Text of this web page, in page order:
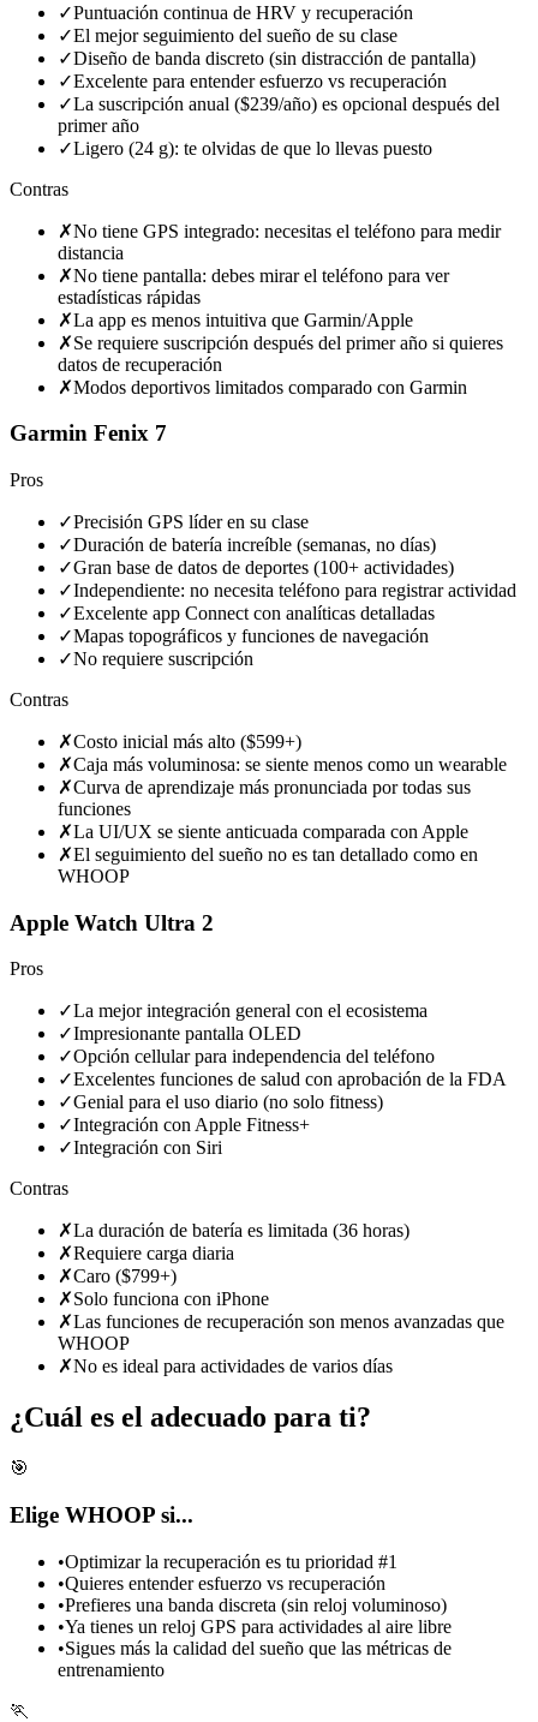
✓Puntuación continua de HRV y recuperación
✓El mejor seguimiento del sueño de su clase
✓Diseño de banda discreto (sin distracción de pantalla)
✓Excelente para entender esfuerzo vs recuperación
✓La suscripción anual ($239/año) es opcional después del
primer año
✓Ligero (24 g): te olvidas de que lo llevas puesto
Contras
✗No tiene GPS integrado: necesitas el teléfono para medir
distancia
✗No tiene pantalla: debes mirar el teléfono para ver
estadísticas rápidas
✗La app es menos intuitiva que Garmin/Apple
✗Se requiere suscripción después del primer año si quieres
datos de recuperación
✗Modos deportivos limitados comparado con Garmin
Garmin Fenix 7
Pros
✓Precisión GPS líder en su clase
✓Duración de batería increíble (semanas, no días)
✓Gran base de datos de deportes (100+ actividades)
✓Independiente: no necesita teléfono para registrar actividad
✓Excelente app Connect con analíticas detalladas
✓Mapas topográficos y funciones de navegación
✓No requiere suscripción
Contras
✗Costo inicial más alto ($599+)
✗Caja más voluminosa: se siente menos como un wearable
✗Curva de aprendizaje más pronunciada por todas sus
funciones
✗La UI/UX se siente anticuada comparada con Apple
✗El seguimiento del sueño no es tan detallado como en
WHOOP
Apple Watch Ultra 2
Pros
✓La mejor integración general con el ecosistema
✓Impresionante pantalla OLED
✓Opción cellular para independencia del teléfono
✓Excelentes funciones de salud con aprobación de la FDA
✓Genial para el uso diario (no solo fitness)
✓Integración con Apple Fitness+
✓Integración con Siri
Contras
✗La duración de batería es limitada (36 horas)
✗Requiere carga diaria
✗Caro ($799+)
✗Solo funciona con iPhone
✗Las funciones de recuperación son menos avanzadas que
WHOOP
✗No es ideal para actividades de varios días
¿Cuál es el adecuado para ti?
🎯
Elige WHOOP si...
•Optimizar la recuperación es tu prioridad #1
•Quieres entender esfuerzo vs recuperación
•Prefieres una banda discreta (sin reloj voluminoso)
•Ya tienes un reloj GPS para actividades al aire libre
•Sigues más la calidad del sueño que las métricas de
entrenamiento
🏃